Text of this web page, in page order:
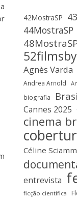
42MostraSP
44MostraSP
Agnès Varda
Andrea Arnold
biografia
Cannes 2025
cinema
Céline
entrevista
ficção científica